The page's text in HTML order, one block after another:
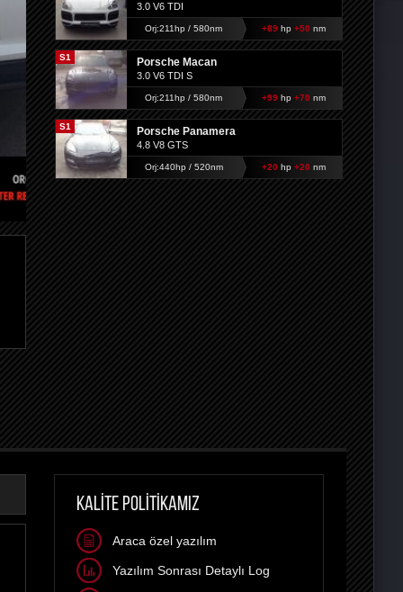
3.0 V6 TDI
Orj:211hp / 580nm +89hp +50 nm
S1 Porsche Macan
3.0 V6 TDI S
Orj:211hp / 580nm +99hp +70 nm
S1 Porsche Panamera
4.8 V8 GTS
Orj:440hp / 520nm +20 hp +20 nm
KALİTE POLİTİKAMIZ
Araca özel yazılım
Yazılım Sonrası Detaylı Log